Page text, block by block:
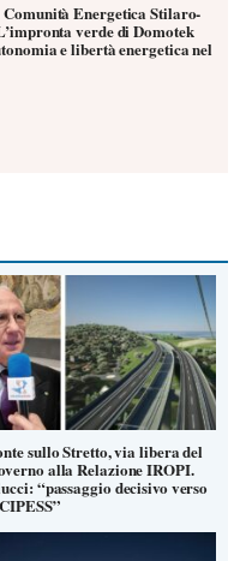
Comunità Energetica Stilaro-
verde di Domotek
e libertà energetica nel
sullo Stretto, via libera del
alla Relazione IROPI.
“passaggio decisivo verso